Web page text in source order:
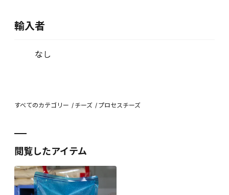
輸入者
なし
すべてのカテゴリー チーズ プロセスチーズ
閲覧したアイテム